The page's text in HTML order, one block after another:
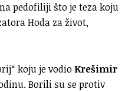
pedofiliji što je teza koju
Hoda za život,
koju je vodio Krešimir
Borili su se protiv